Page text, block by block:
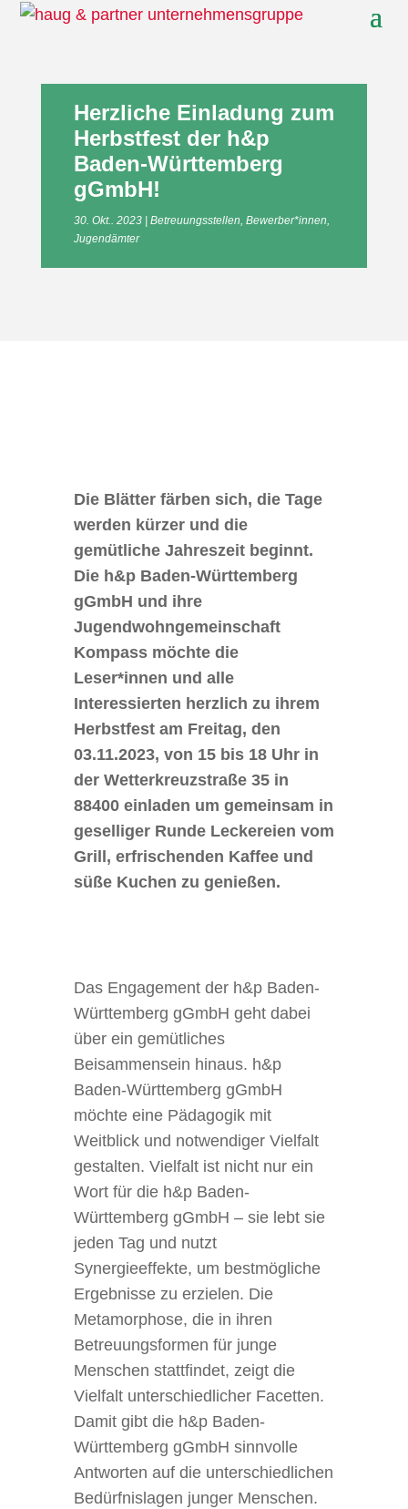
Herzliche Einladung zum
Herbstfest der h&p
Baden-Württemberg
gGmbH!
30. Okt.. 2023 Betreuungsstellen, Bewerber*innen,
Jugendämter
Die Blätter färben sich, die Tage
werden kürzer und die
gemütliche Jahreszeit beginnt.
Die h&p Baden-Württemberg
gGmbH und ihre
Jugendwohngemeinschaft
Kompass möchte die
Leser*innen und alle
Interessierten herzlich zu ihrem
Herbstfest am Freitag, den
03.11.2023, von 15 bis 18 Uhr in
der Wetterkreuzstraße 35 in
88400 einladen um gemeinsam in
geselliger Runde Leckereien vom
Grill, erfrischenden Kaffee und
süße Kuchen zu genießen.
Das Engagement der h&p Baden-
Württemberg gGmbH geht dabei
über ein gemütliches
Beisammensein hinaus. h&p
Baden-Württemberg gGmbH
möchte eine Pädagogik mit
Weitblick und notwendiger Vielfalt
gestalten. Vielfalt ist nicht nur ein
Wort für die h&p Baden-
Württemberg gGmbH – sie lebt sie
jeden Tag und nutzt
Synergieeffekte, um bestmögliche
Ergebnisse zu erzielen. Die
Metamorphose, die in ihren
Betreuungsformen für junge
Menschen stattfindet, zeigt die
Vielfalt unterschiedlicher Facetten.
Damit gibt die h&p Baden-
Württemberg gGmbH sinnvolle
Antworten auf die unterschiedlichen
Bedürfnislagen junger Menschen.